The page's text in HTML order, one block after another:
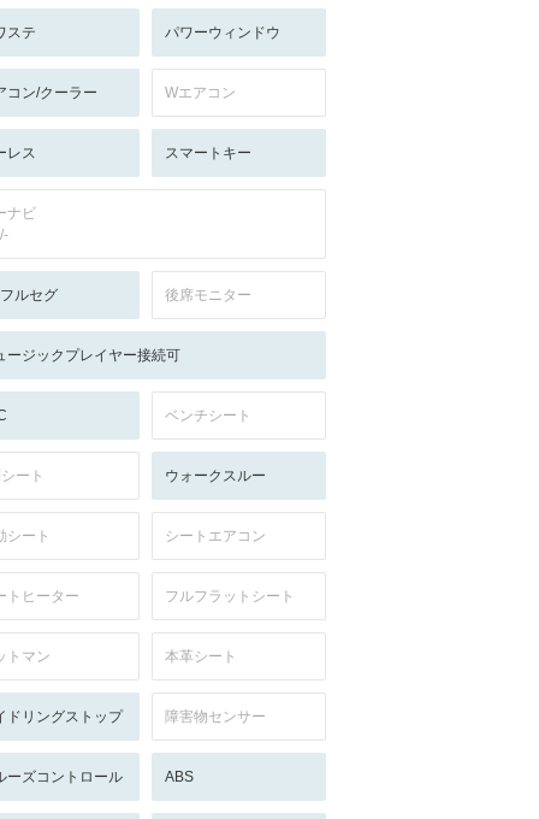
ステ パワーウィンドウ
コン/クーラー Wエアコン
レス スマートキー
ナビ
ルセグ 後席モニター
ージックプレイヤー接続可
ベンチシート
ート ウォークスルー
シート シートエアコン
トヒーター フルフラットシート
トマン 本革シート
ドリングストップ 障害物センサー
ーズコントロール ABS